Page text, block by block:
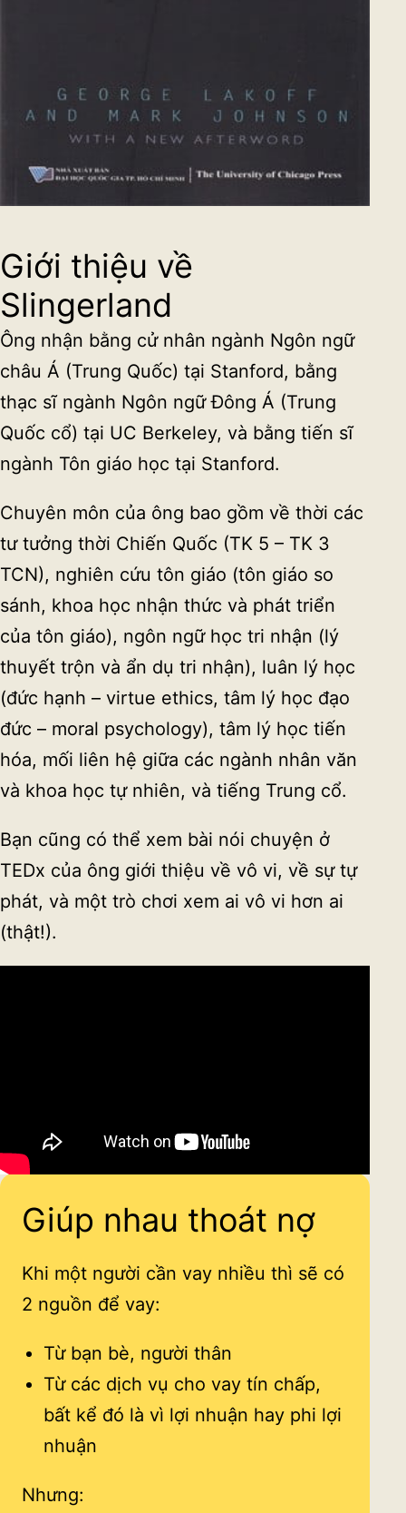
Giới thiệu về
Slingerland
Ông nhận bằng cử nhân ngành Ngôn ngữ
châu Á (Trung Quốc) tại Stanford, bằng
thạc sĩ ngành Ngôn ngữ Đông Á (Trung
Quốc cổ) tại UC Berkeley, và bằng tiến sĩ
ngành Tôn giáo học tại Stanford.
Chuyên môn của ông bao gồm về thời các
tư tưởng thời Chiến Quốc (TK 5 – TK 3
TCN), nghiên cứu tôn giáo (tôn giáo so
sánh, khoa học nhận thức và phát triển
của tôn giáo), ngôn ngữ học tri nhận (lý
thuyết trộn và ẩn dụ tri nhận), luân lý học
(đức hạnh – virtue ethics, tâm lý học đạo
đức – moral psychology), tâm lý học tiến
hóa, mối liên hệ giữa các ngành nhân văn
và khoa học tự nhiên, và tiếng Trung cổ.
Bạn cũng có thể xem bài nói chuyện ở
TEDx của ông giới thiệu về vô vi, về sự tự
phát, và một trò chơi xem ai vô vi hơn ai
(thật!).
Giúp nhau thoát nợ
Khi một người cần vay nhiều thì sẽ có
2 nguồn để vay:
Từ bạn bè, người thân
Từ các dịch vụ cho vay tín chấp,
bất kể đó là vì lợi nhuận hay phi lợi
nhuận
Nhưng: